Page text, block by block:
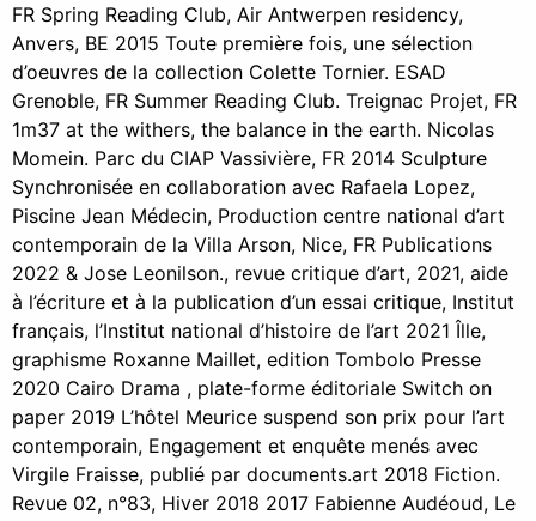
FR Spring Reading Club, Air Antwerpen residency,
Anvers, BE 2015 Toute première fois, une sélection
d’oeuvres de la collection Colette Tornier. ESAD
Grenoble, FR Summer Reading Club. Treignac Projet, FR
1m37 at the withers, the balance in the earth. Nicolas
Momein. Parc du CIAP Vassivière, FR 2014 Sculpture
Synchronisée en collaboration avec Rafaela Lopez,
Piscine Jean Médecin, Production centre national d’art
contemporain de la Villa Arson, Nice, FR Publications
2022 & Jose Leonilson., revue critique d’art, 2021, aide
à l’écriture et à la publication d’un essai critique, Institut
français, l’Institut national d’histoire de l’art 2021 Îlle,
graphisme Roxanne Maillet, edition Tombolo Presse
2020 Cairo Drama , plate-forme éditoriale Switch on
paper 2019 L’hôtel Meurice suspend son prix pour l’art
contemporain, Engagement et enquête menés avec
Virgile Fraisse, publié par documents.art 2018 Fiction.
Revue 02, n°83, Hiver 2018 2017 Fabienne Audéoud, Le